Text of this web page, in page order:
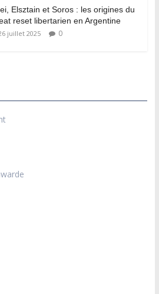
Elsztain et Soros : les origines du
reset libertarien en Argentine
juillet 2025 0